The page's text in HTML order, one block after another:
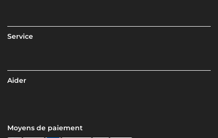
Service
Aider
Moyens de paiement